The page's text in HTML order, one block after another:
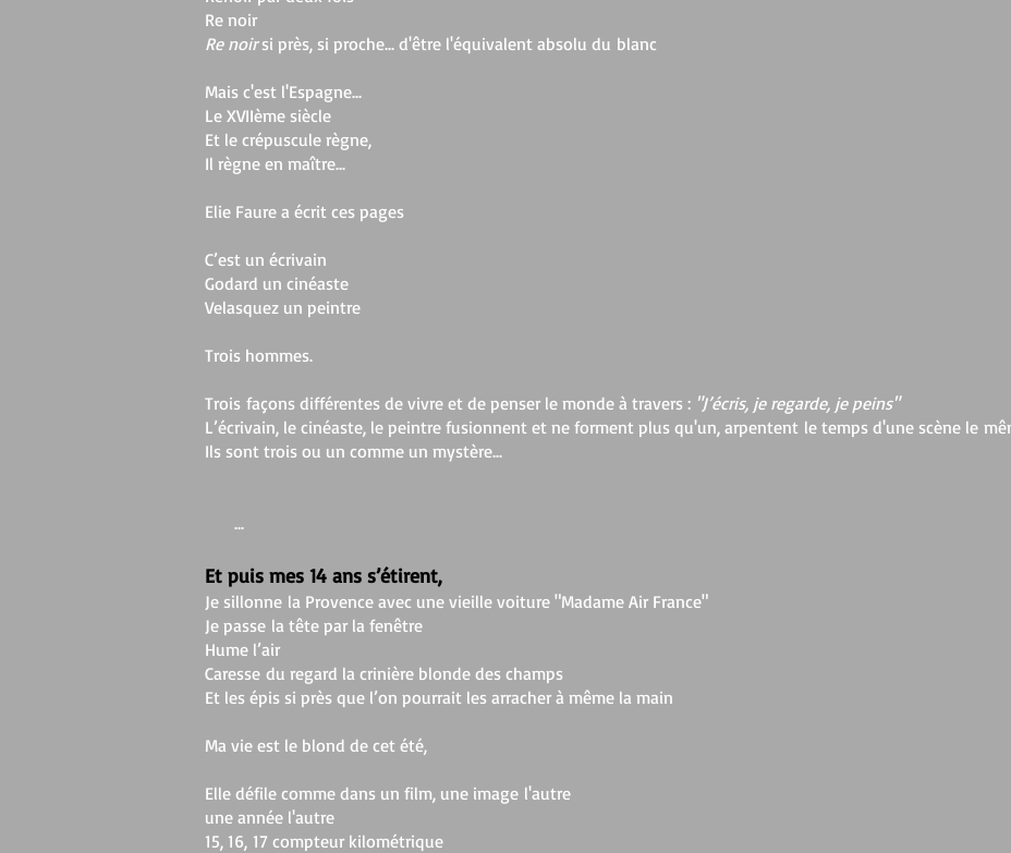
Re noir
Re noirsi près, si proche... d'être l'équivalent absolu du blanc
Mais c'est l'Espagne...
Le XVIIème siècle
Et le crépuscule règne,
Il règne en maître...
Elie Faure a écrit ces pages
C’est un écrivain
Godard un cinéaste
Velasquez un peintre
Trois hommes.
Trois façons différentes de vivre et de penser le monde à travers : "J’écris, je regarde, je peins"
L’écrivain, le cinéaste, le peintre fusionnent et ne forment plus qu'un, arpentent le temps d'une scène le
Ils sont trois ou un comme un mystère...
...
Et puis mes 14 ans s’étirent,
Je sillonne la Provence avec une vieille voiture "Madame Air France"
Je passe la tête par la fenêtre
Hume l’air
Caresse du regard la crinière blonde des champs
Et les épis si près que l’on pourrait les arracher à même la main
Ma vie est le blond de cet été,
Elle défile comme dans un film, une image l'autre
une année l'autre
15, 16, 17 compteur kilométrique